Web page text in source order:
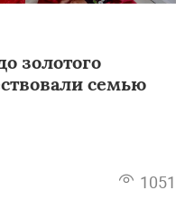
золотого
семью
1051